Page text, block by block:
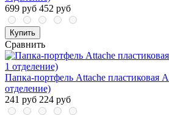
699 руб 452 руб
Купить
Сравнить
Папка-портфель Attache пластиковая
отделение)
241 руб 224 руб